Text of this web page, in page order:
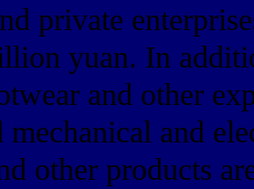
private
yuan. In
and other
mechanical and
other products